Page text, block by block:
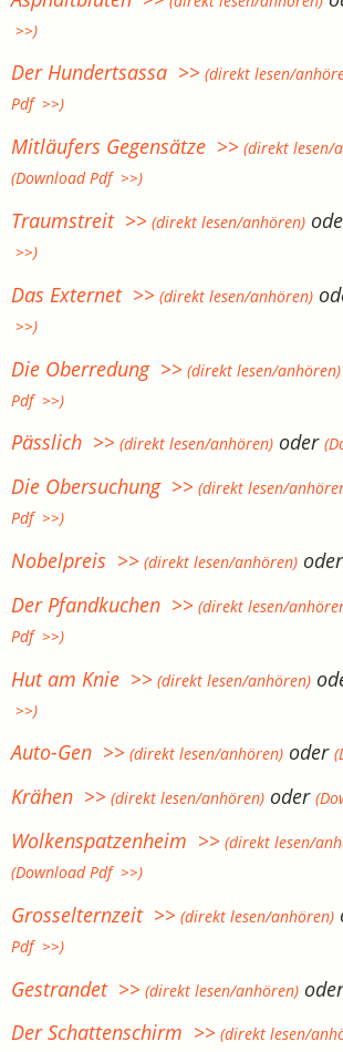
>>)
Der Hundertsassa >> (direkt lesen/
Pdf >>)
Mitläufers Gegensätze >> (direkt lesen/
(Download Pdf >>)
Traumstreit >> (direkt lesen/anhören)
>>)
Das Externet >> (direkt lesen/anhören)
>>)
Die Oberredung >> (direkt lesen/anhören)
Pdf >>)
Pässlich >> (direkt lesen/anhören) oder
Die Obersuchung >> (direkt lesen/
Pdf >>)
Nobelpreis >> (direkt lesen/anhören)
Der Pfandkuchen >> (direkt lesen/
Pdf >>)
Hut am Knie >> (direkt lesen/anhören)
>>)
Auto-Gen >> (direkt lesen/anhören) oder
Krähen >> (direkt lesen/anhören) oder
Wolkenspatzenheim >> (direkt lesen/
(Download Pdf >>)
Grosselternzeit >> (direkt lesen/anhören)
Pdf >>)
Gestrandet >> (direkt lesen/anhören)
Der Schattenschirm >> (direkt lesen/